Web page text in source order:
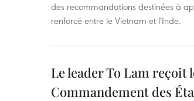
des recommandations destinées à
renforcé entre le Vietnam et l'Inde.
Le leader To Lam reçoit
Commandement des